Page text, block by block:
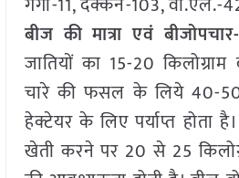
बीज की मात्रा एवं बीजोपचार-
जातियों का 15-20
चारे की फसल के लिये 40-50
हेक्टेयर के लिए पर्याप्त होता
खेती करने पर 20 से 25